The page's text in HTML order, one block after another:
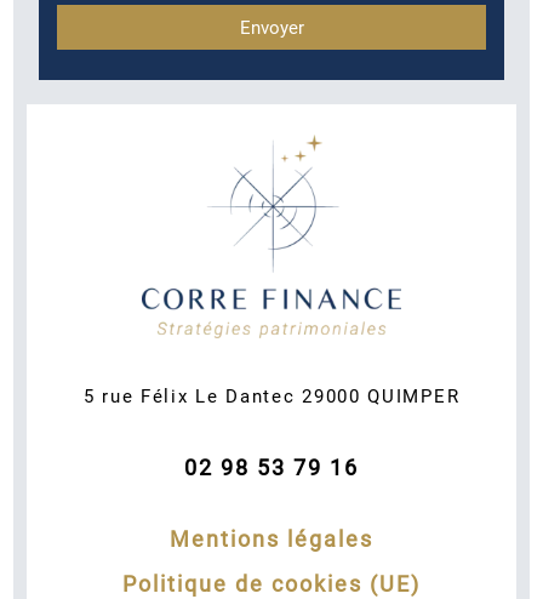
5 rue Félix Le Dantec 29000 QUIMPER
02 98 53 79 16
Mentions légales
Politique de cookies (UE)